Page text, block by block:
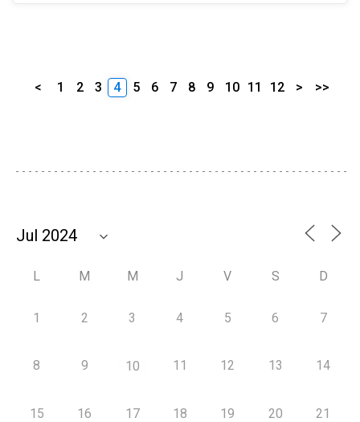
< 1 2 3 4 5 6 7 8 9 10 11 12 > >>
L M M J V S D
1 2 3 4 5 6 7
8 9 10 11 12 13 14
15 16 17 18 19 20 21